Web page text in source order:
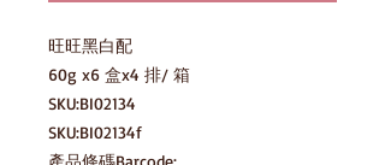
旺旺黑白配
60g x6 盒x4 排/ 箱
SKU:BI02134
SKU:BI02134f
產品條碼Barcode: